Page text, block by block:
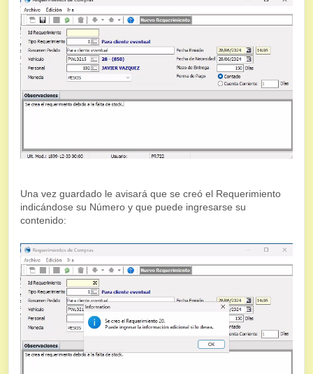
Una vez guardado le avisará que se creó el Requerimiento
indicándose su Número y que puede ingresarse su
contenido: